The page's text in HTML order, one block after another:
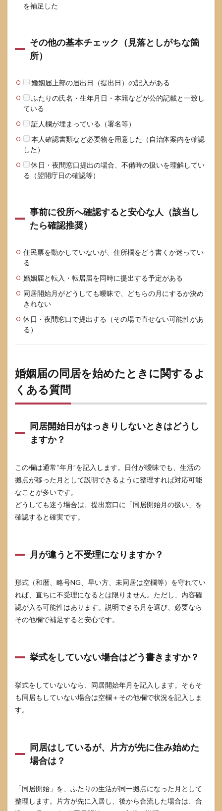
を補足した
その他の基本チェック（見落としがちな箇
所）
婚姻届上部の届出日（提出日）の記入がある
ふたりの氏名・生年月日・本籍などが公的記載と一致し
ている
証人欄が埋まっている（署名等）
本人確認書類など必要物を用意した（自治体案内を確認
した）
休日・夜間窓口提出の場合、不備時の扱いを理解してい
る（翌開庁日の確認等）
事前に役所へ確認すると安心な人（該当し
たら確認推奨）
住民票を動かしていないが、住所欄をどう書くか迷ってい
る
婚姻届と転入・転居届を同時に提出する予定がある
同居開始月がどうしても曖昧で、どちらの月にするか決め
きれない
休日・夜間窓口で提出する（その場で直せない可能性があ
る）
婚姻届の同居を始めたときに関するよ
くある質問
同居開始日がはっきりしないときはどうし
ますか？
この欄は通常“年月”を記入します。日付が曖昧でも、生活の
拠点が移った月として説明できるように整理すれば対応可能
なことが多いです。
どうしても迷う場合は、提出窓口に「同居開始月の扱い」を
確認すると確実です。
月が違うと不受理になりますか？
形式（和暦、略号NG、早い方、未同居は空欄等）を守れてい
れば、直ちに不受理になるとは限りません。ただし、内容確
認が入る可能性はあります。説明できる月を選び、必要なら
その他欄で補足すると安心です。
挙式をしていない場合はどう書きますか？
挙式をしていないなら、同居開始年月を記入します。そもそ
も同居もしていない場合は空欄＋その他欄で状況を記入しま
す。
同居はしているが、片方が先に住み始めた
場合は？
「同居開始」を、ふたりの生活が同一拠点になった月として
整理します。片方が先に入居し、後から合流した場合は、合